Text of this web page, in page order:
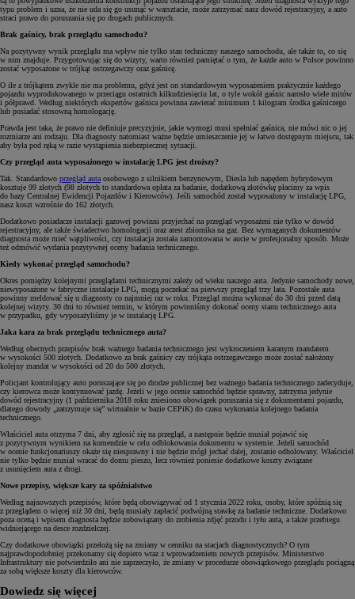
typu problem i uzna, że nie uda się go usunąć w warsztacie, może zatrzymać nasz dowód rejestracyjny, a auto
straci prawo do poruszania się po drogach publicznych.
Brak gaśnicy, brak przeglądu samochodu?
Na pozytywny wynik przeglądu ma wpływ nie tylko stan techniczny naszego samochodu, ale także to, co się
w nim znajduje. Przygotowując się do wizyty, warto również pamiętać o tym, że każde auto w Polsce powinno
zostać wyposażone w trójkąt ostrzegawczy oraz gaśnicę.
O ile z trójkątem zwykle nie ma problemu, gdyż jest on standardowym wyposażeniem praktycznie każdego
pojazdu wyprodukowanego w przeciągu ostatnich kilkudziesięciu lat, o tyle wokół gaśnic narosło wiele mitów
i półprawd. Według niektórych ekspertów gaśnica powinna zawierać minimum 1 kilogram środka gaśniczego
lub posiadać stosowną homologację.
Prawda jest taka, że prawo nie definiuje precyzyjnie, jakie wymogi musi spełniać gaśnica, nie mówi nic o jej
rozmiarze ani rodzaju. Dla diagnosty natomiast ważne będzie umieszczenie jej w łatwo dostępnym miejscu, tak
aby była pod ręką w razie wystąpienia niebezpiecznej sytuacji.
Czy przegląd auta wyposażonego w instalację LPG jest droższy?
Tak. Standardowo przegląd auta osobowego z silnikiem benzynowym, Diesla lub napędem hybrydowym
kosztuje 99 złotych (98 złotych to standardowa opłata za badanie, dodatkową złotówkę płacimy za wpis
do bazy Centralnej Ewidencji Pojazdów i Kierowców). Jeśli samochód został wyposażony w instalację LPG,
nasz koszt wzrośnie do 162 złotych.
Dodatkowo posiadacze instalacji gazowej powinni przyjechać na przegląd wyposażeni nie tylko w dowód
rejestracyjny, ale także świadectwo homologacji oraz atest zbiornika na gaz. Bez wymaganych dokumentów
diagnosta może mieć wątpliwości, czy instalacja została zamontowana w aucie w profesjonalny sposób. Może
też odmówić wydania pozytywnej oceny badania technicznego.
Kiedy wykonać przegląd samochodu?
Okres pomiędzy kolejnymi przeglądami technicznymi zależy od wieku naszego auta. Jedynie samochody nowe,
niewyposażone w fabryczne instalacje LPG, mogą poczekać na pierwszy przegląd trzy lata. Pozostałe auta
powinny meldować się u diagnosty co najmniej raz w roku. Przegląd można wykonać do 30 dni przed datą
kolejnej wizyty. 30 dni to również termin, w którym powinniśmy dokonać oceny stanu technicznego auta
w przypadku, gdy wyposażyliśmy je w instalację LPG.
Jaka kara za brak przeglądu technicznego auta?
Według obecnych przepisów brak ważnego badania technicznego jest wykroczeniem karanym mandatem
w wysokości 500 złotych. Dodatkowo za brak gaśnicy czy trójkąta ostrzegawczego może zostać nałożony
kolejny mandat w wysokości od 20 do 500 złotych.
Policjant kontrolujący auto poruszające się po drodze publicznej bez ważnego badania technicznego zadecyduje,
czy kierowca może kontynuować jazdę. Jeżeli w jego ocenie samochód będzie sprawny, zatrzyma jedynie
dowód rejestracyjny (1 października 2018 roku zniesiono obowiązek poruszania się z dokumentami pojazdu,
dlatego dowody „zatrzymuje się” wirtualnie w bazie CEPiK) do czasu wykonania kolejnego badania
technicznego.
Właściciel auta otrzyma 7 dni, aby zgłosić się na przegląd, a następnie będzie musiał pojawić się
z pozytywnym wynikiem na komendzie w celu odblokowania dokumentu w systemie. Jeżeli samochód
w ocenie funkcjonariuszy okaże się niesprawny i nie będzie mógł jechać dalej, zostanie odholowany. Właściciel
nie tylko będzie musiał wracać do domu pieszo, lecz również poniesie dodatkowe koszty związane
z usunięciem auta z drogi.
Nowe przepisy, większe kary za spóźnialstwo
Według najnowszych przepisów, które będą obowiązywać od 1 stycznia 2022 roku, osoby, które spóźnią się
z przeglądem o więcej niż 30 dni, będą musiały zapłacić podwójną stawkę za badanie techniczne. Dodatkowo
poza oceną i wpisem diagnosta będzie zobowiązany do zrobienia zdjęć przodu i tyłu auta, a także przebiegu
widniejącego na desce rozdzielczej.
Czy dodatkowe obowiązki przełożą się na zmiany w cenniku na stacjach diagnostycznych? O tym
najprawdopodobniej przekonamy się dopiero wraz z wprowadzeniem nowych przepisów. Ministerstwo
Infrastruktury nie potwierdziło ani nie zaprzeczyło, że zmiany w procedurze obowiązkowego przeglądu pociągną
za sobą większe koszty dla kierowców.
Dowiedz się więcej